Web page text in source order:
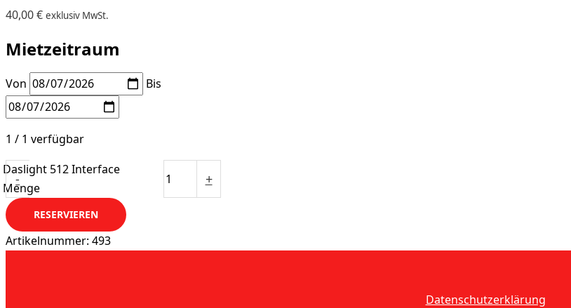
40,00€ exklusiv MwSt.
Mietzeitraum
Von Bis
1 / 1 verfügbar
-
Daslight 512 Interface
Menge
+
RESERVIEREN
Artikelnummer: 493
Datenschutzerklärung